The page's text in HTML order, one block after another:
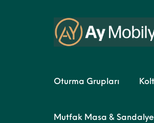
Oturma Grupları
Mutfak Masa & Sandalye